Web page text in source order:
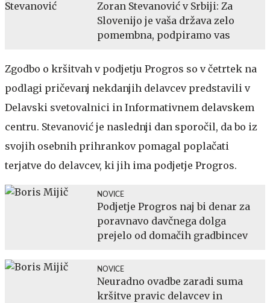
Zoran Stevanović v Srbiji: Za
Slovenijo je vaša država zelo
pomembna, podpiramo vas
Zgodbo o kršitvah v podjetju Progros so v četrtek na
podlagi pričevanj nekdanjih delavcev predstavili v
Delavski svetovalnici in Informativnem delavskem
centru. Stevanović je naslednji dan sporočil, da bo iz
svojih osebnih prihrankov pomagal poplačati
terjatve do delavcev, ki jih ima podjetje Progros.
NOVICE
Podjetje Progros naj bi denar za
poravnavo davčnega dolga
prejelo od domačih gradbincev
NOVICE
Neuradno ovadbe zaradi suma
kršitve pravic delavcev in